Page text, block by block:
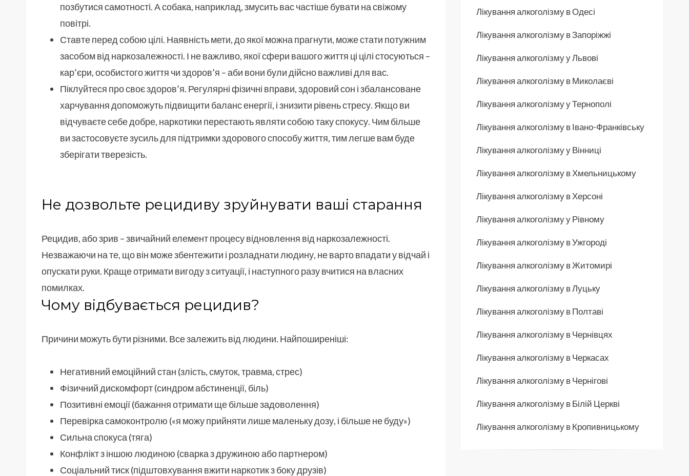
позбутися самотності. А собака, наприклад, змусить вас частіше бувати на свіжому
повітрі.
Ставте перед собою цілі. Наявність мети, до якої можна прагнути, може стати потужним
засобом від наркозалежності. І не важливо, якої сфери вашого життя ці цілі стосуються –
кар’єри, особистого життя чи здоров’я – аби вони були дійсно важливі для вас.
Піклуйтеся про своє здоров’я. Регулярні фізичні вправи, здоровий сон і збалансоване
харчування допоможуть підвищити баланс енергії, і знизити рівень стресу. Якщо ви
відчуваєте себе добре, наркотики перестають являти собою таку спокусу. Чим більше
ви застосовуєте зусиль для підтримки здорового способу життя, тим легше вам буде
зберігати тверезість.
Не дозвольте рецидиву зруйнувати ваші старання
Рецидив, або зрив – звичайний елемент процесу відновлення від наркозалежності.
Незважаючи на те, що він може збентежити і розладнати людину, не варто впадати у відчай і
опускати руки. Краще отримати вигоду з ситуації, і наступного разу вчитися на власних
помилках.
Чому відбувається рецидив?
Причини можуть бути різними. Все залежить від людини. Найпоширеніші:
Негативний емоційний стан (злість, смуток, травма, стрес)
Фізичний дискомфорт (синдром абстиненції, біль)
Позитивні емоції (бажання отримати ще більше задоволення)
Перевірка самоконтролю («я можу прийняти лише маленьку дозу, і більше не буду»)
Сильна спокуса (тяга)
Конфлікт з іншою людиною (сварка з дружиною або партнером)
Соціальний тиск (підштовхування вжити наркотик з боку друзів)
Лікування алкоголізму в Одесі
Лікування алкоголізму в Запоріжжі
Лікування алкоголізму у Львові
Лікування алкоголізму в Миколаєві
Лікування алкоголізму у Тернополі
Лікування алкоголізму в Івано-Франківську
Лікування алкоголізму у Вінниці
Лікування алкоголізму в Хмельницькому
Лікування алкоголізму в Херсоні
Лікування алкоголізму у Рівному
Лікування алкоголізму в Ужгороді
Лікування алкоголізму в Житомирі
Лікування алкоголізму в Луцьку
Лікування алкоголізму в Полтаві
Лікування алкоголізму в Чернівцях
Лікування алкоголізму в Черкасах
Лікування алкоголізму в Чернігові
Лікування алкоголізму в Білій Церкві
Лікування алкоголізму в Кропивницькому